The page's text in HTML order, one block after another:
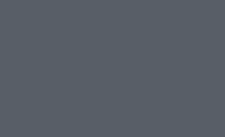
σε τροχαίο